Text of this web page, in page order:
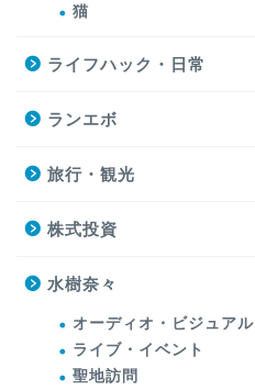
猫
ライフハック・日常
ランエボ
旅行・観光
株式投資
水樹奈々
オーディオ・ビジュアル
ライブ・イベント
聖地訪問